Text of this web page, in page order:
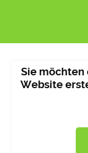
Sie
Website